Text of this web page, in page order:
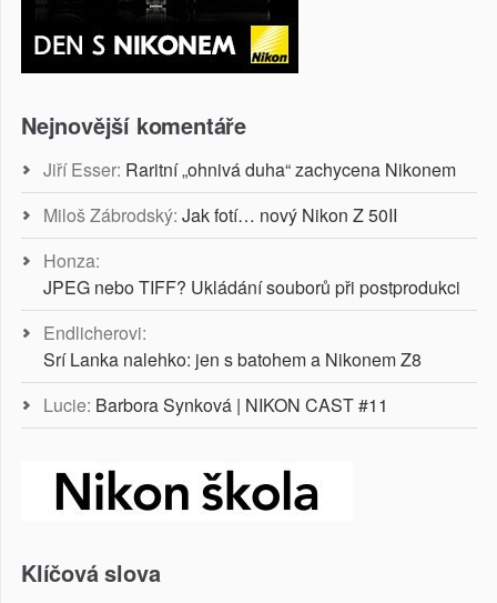
Nejnovější komentáře
Jiří Esser: Raritní „ohnivá duha“ zachycena Nikonem
Miloš Zábrodský: Jak fotí… nový Nikon Z 50II
Honza:
JPEG nebo TIFF? Ukládání souborů při postprodukci
Endlicherovi:
Srí Lanka nalehko: jen s batohem a Nikonem Z8
Lucie: Barbora Synková | NIKON CAST #11
Klíčová slova